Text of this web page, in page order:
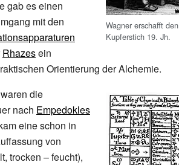
Wagner erschafft den
Kupferstich 19. Jh.
gab es einen
mit den
Rhazesein
Orientierung der Alchemie.
die
nach Empedokles
eine schon in
von
trocken – feucht),